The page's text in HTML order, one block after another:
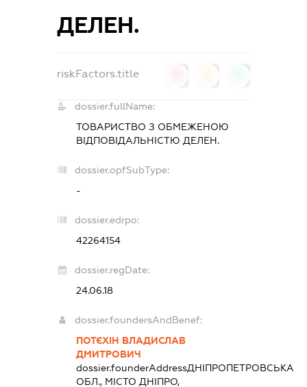
ДЕЛЕН.
riskFactors.title
dossier.fullName:
ТОВАРИСТВО З ОБМЕЖЕНОЮ
ВІДПОВІДАЛЬНІСТЮ ДЕЛЕН.
dossier.opfSubType:
-
dossier.edrpo:
42264154
dossier.regDate:
24.06.18
dossier.foundersAndBenef:
ПОТЄХІН ВЛАДИСЛАВ
ДМИТРОВИЧ
dossier.founderAddressДНІПРОПЕТРОВСЬКА
ОБЛ., МІСТО ДНІПРО,